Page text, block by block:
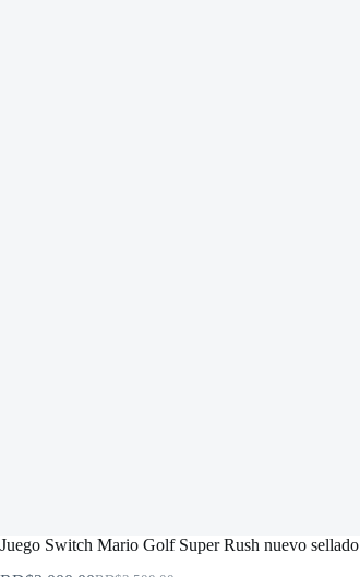
Juego Switch Mario Golf Super Rush nuevo sellado